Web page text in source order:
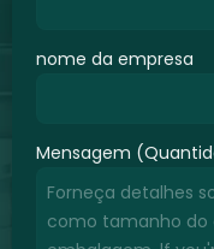
nome da empresa
Mensagem